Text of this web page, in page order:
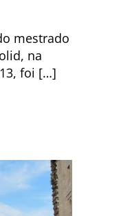
mestrado
na
foi […]